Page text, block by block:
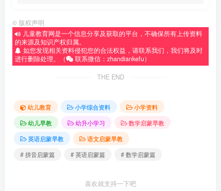
© 版权声明
儿童教育网是一个信息分享及获取的平台，不确保所有上传资料
的来源及知识产权归属。
如您发现相关资料侵犯您的合法权益，请联系我们，我们将及时
进行删除处理。（
联系微信：zhandiankefu）
THE END
幼儿教育 小学综合资料
小学资料
幼儿早教
幼升小学习
数学启蒙早教
英语启蒙早教
语文启蒙早教
# 拼音启蒙篇
# 英语启蒙篇 # 数学启蒙篇
喜欢就支持一下吧